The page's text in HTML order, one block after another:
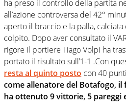
ha preso il controllo della partita
all’azione controversa del 42°
aperto il braccio e la palla, calciata
colpito. Dopo aver consultato il
rigore Il portiere Tiago Volpi ha
portato il risultato sull’1-1 .Con
resta al quinto posto con 40
come allenatore del Botafogo, il
ha ottenuto 9 vittorie, 5 pareggi